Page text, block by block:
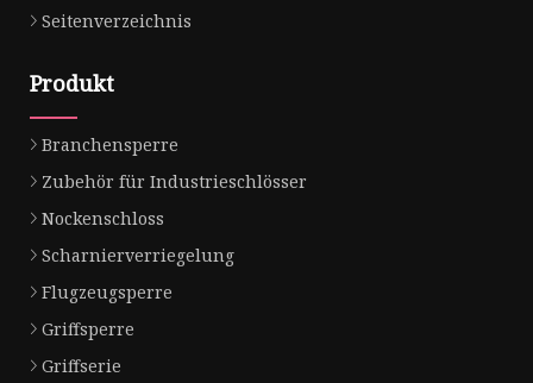
Seitenverzeichnis
Produkt
Branchensperre
Zubehör für Industrieschlösser
Nockenschloss
Scharnierverriegelung
Flugzeugsperre
Griffsperre
Griffserie